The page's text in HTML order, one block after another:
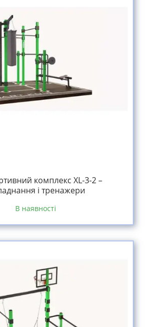
комплекс XL-3-2 –
і тренажери
В наявності